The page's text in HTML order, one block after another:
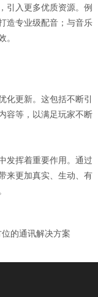
引入更多优质资源。例
造专业级配音；与音乐
。
化更新。这包括不断引
容等，以满足玩家不断
发挥着重要作用。通过
来更加真实、生动、有
的通讯解决方案